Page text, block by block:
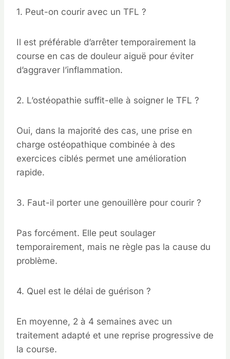
1. Peut-on courir avec un TFL ?
Il est préférable d’arrêter temporairement la
course en cas de douleur aiguë pour éviter
d’aggraver l’inflammation.
2. L’ostéopathie suffit-elle à soigner le TFL ?
Oui, dans la majorité des cas, une prise en
charge ostéopathique combinée à des
exercices ciblés permet une amélioration
rapide.
3. Faut-il porter une genouillère pour courir ?
Pas forcément. Elle peut soulager
temporairement, mais ne règle pas la cause du
problème.
4. Quel est le délai de guérison ?
En moyenne, 2 à 4 semaines avec un
traitement adapté et une reprise progressive de
la course.